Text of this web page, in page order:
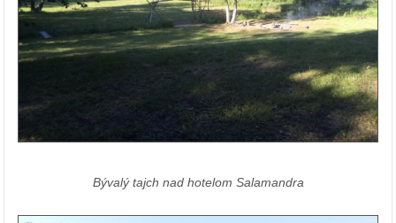
Bývalý tajch nad hotelom Salamandra